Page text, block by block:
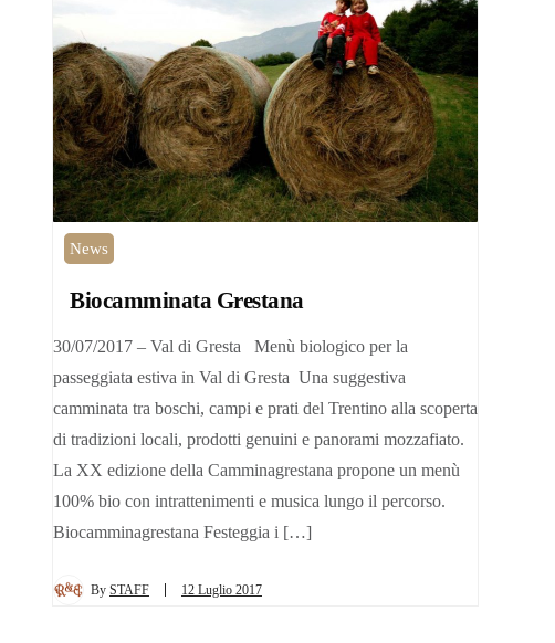
News
Biocamminata Grestana
30/07/2017 – Val di Gresta Menù biologico per la
passeggiata estiva in Val di Gresta Una suggestiva
camminata tra boschi, campi e prati del Trentino alla scoperta
di tradizioni locali, prodotti genuini e panorami mozzafiato.
La XX edizione della Camminagrestana propone un menù
100% bio con intrattenimenti e musica lungo il percorso.
Biocamminagrestana Festeggia i […]
By STAFF 12 Luglio 2017